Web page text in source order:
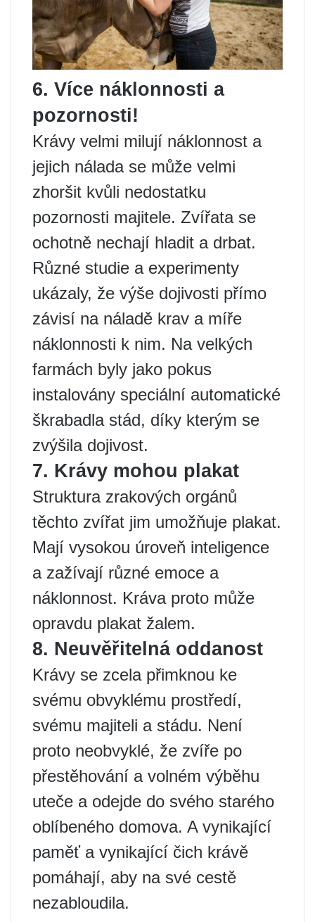
6. Více náklonnosti a
pozornosti!
Krávy velmi milují náklonnost a
jejich nálada se může velmi
zhoršit kvůli nedostatku
pozornosti majitele. Zvířata se
ochotně nechají hladit a drbat.
Různé studie a experimenty
ukázaly, že výše dojivosti přímo
závisí na náladě krav a míře
náklonnosti k nim. Na velkých
farmách byly jako pokus
instalovány speciální automatické
škrabadla stád, díky kterým se
zvýšila dojivost.
7. Krávy mohou plakat
Struktura zrakových orgánů
těchto zvířat jim umožňuje plakat.
Mají vysokou úroveň inteligence
a zažívají různé emoce a
náklonnost. Kráva proto může
opravdu plakat žalem.
8. Neuvěřitelná oddanost
Krávy se zcela přimknou ke
svému obvyklému prostředí,
svému majiteli a stádu. Není
proto neobvyklé, že zvíře po
přestěhování a volném výběhu
uteče a odejde do svého starého
oblíbeného domova. A vynikající
paměť a vynikající čich krávě
pomáhají, aby na své cestě
nezabloudila.